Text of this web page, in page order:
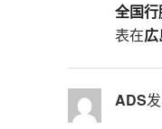
全国
表在
ADS